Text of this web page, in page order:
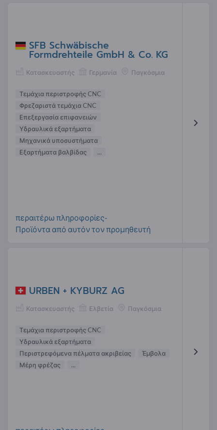
SFB Schwäbische
Formdrehteile GmbH & Co. KG
Κατασκευαστής Γερμανία Παγκόσμια
Τεμάχια περιστροφής CNC
Φρεζαριστά τεμάχια CNC
Επεξεργασία επιφανειών
Υδραυλικά εξαρτήματα
Μηχανικά υποσυστήματα
Εξαρτήματα βαλβίδας
...
περαιτέρω πληροφορίες-
Προϊόντα από αυτόν τον προμηθευτή
URBEN + KYBURZ AG
Κατασκευαστής Ελβετία Παγκόσμια
Τεμάχια περιστροφής CNC
Υδραυλικά εξαρτήματα
Περιστρεφόμενα πέλματα ακριβείας
Έμβολα
Μέρη φρέζας
...